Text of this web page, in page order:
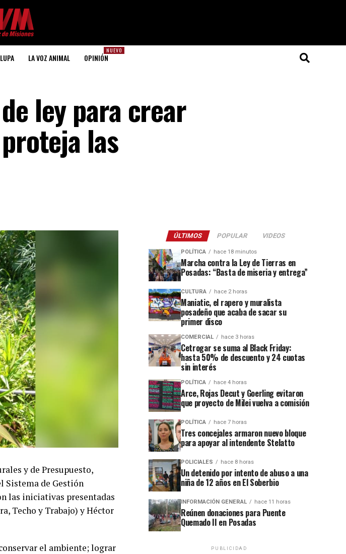
LA VOZ ANIMAL
NUEVO
OPINIÓN
ley para crear
las
y de Presupuesto,
Sistema de Gestión
las iniciativas presentadas
Techo y Trabajo) y Héctor
el ambiente; lograr
ÚLTIMOS POPULAR VIDEOS
POLÍTICA hace 18 minutos
Marcha contra la Ley de Tierras en
Posadas: “Basta de miseria y entrega”
CULTURA hace 2 horas
Maniatic, el rapero y muralista
posadeño que acaba de sacar su
primer disco
COMERCIAL hace 3 horas
Cetrogar se suma al Black Friday:
hasta 50% de descuento y 24 cuotas
sin interés
POLÍTICA hace 4 horas
Arce, Rojas Decut y Goerling evitaron
que proyecto de Milei vuelva a comisión
POLÍTICA hace 7 horas
Tres concejales armaron nuevo bloque
para apoyar al intendente Stelatto
POLICIALES hace 8 horas
Un detenido por intento de abuso a una
niña de 12 años en El Soberbio
INFORMACIÓN GENERAL hace 11 horas
Reúnen donaciones para Puente
Quemado II en Posadas
PUBLICIDAD